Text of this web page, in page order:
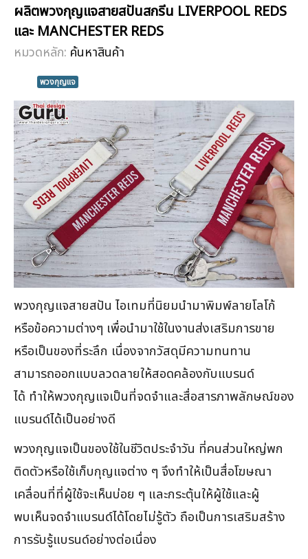
ผลิตพวงกุญแจสายสปันสกรีน LIVERPOOL REDS
และ MANCHESTER REDS
หมวดหลัก: ค้นหาสินค้า
พวงกุญแจ
พวงกุญแจสายสปัน ไอเทมที่นิยมนำมาพิมพ์ลายโลโก้
หรือข้อความต่างๆ เพื่อนำมาใช้ในงานส่งเสริมการขาย
หรือเป็นของที่ระลึก เนื่องจากวัสดุมีความทนทาน
สามารถออกแบบลวดลายให้สอดคล้องกับแบรนด์
ได้ ทำให้พวงกุญแจเป็นที่จดจำและสื่อสารภาพลักษณ์ของ
แบรนด์ได้เป็นอย่างดี
พวงกุญแจเป็นของใช้ในชีวิตประจำวัน ที่คนส่วนใหญ่พก
ติดตัวหรือใช้เก็บกุญแจต่าง ๆ จึงทำให้เป็นสื่อโฆษณา
เคลื่อนที่ที่ผู้ใช้จะเห็นบ่อย ๆ และกระตุ้นให้ผู้ใช้และผู้
พบเห็นจดจำแบรนด์ได้โดยไม่รู้ตัว ถือเป็นการเสริมสร้าง
การรับรู้แบรนด์อย่างต่อเนื่อง